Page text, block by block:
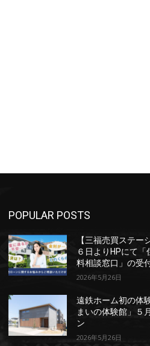
POPULAR POSTS
【三福売買ステー
６日よりHPにて
料相談窓口」の受
2026年5月26日
遠鉄ホーム初の体
まいの体験館」５
ン
2026年5月26日